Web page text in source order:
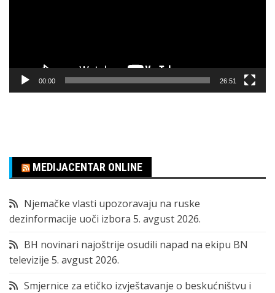
00:00 26:51
MEDIJACENTAR ONLINE
Njemačke vlasti upozoravaju na ruske
dezinformacije uoči izbora 5. avgust 2026.
BH novinari najoštrije osudili napad na ekipu BN
televizije 5. avgust 2026.
Smjernice za etičko izvještavanje o beskućništvu i